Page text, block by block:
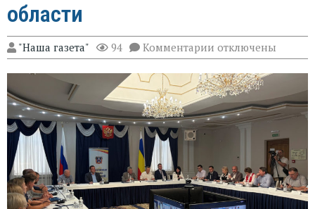
области
"Наша газета" 94 Комментарии к
записи
Эксперт
Александр
Брод
высоко
оценил
подготовку
наблюдателей
Ростовской
области
отключены